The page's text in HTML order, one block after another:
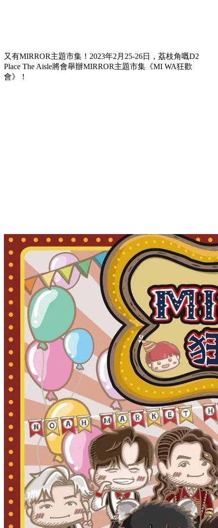
又有MIRROR主題市集！2023年2月25-26日，荔枝角嘅D2
Place The Aisle將會舉辦MIRROR主題市集《MI WA狂歡
會》！